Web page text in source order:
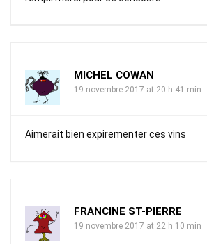
MICHEL COWAN
19 novembre 2017 at 20 h 41 min
Aimerait bien expirementer ces vins
FRANCINE ST-PIERRE
19 novembre 2017 at 22 h 10 min